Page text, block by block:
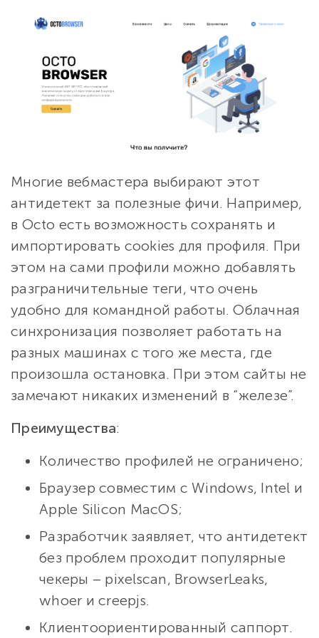
Многие вебмастера выбирают этот
антидетект за полезные фичи. Например,
в Octo есть возможность сохранять и
импортировать cookies для профиля. При
этом на сами профили можно добавлять
разграничительные теги, что очень
удобно для командной работы. Облачная
синхронизация позволяет работать на
разных машинах с того же места, где
произошла остановка. При этом сайты не
замечают никаких изменений в “железе”.
Преимущества:
Количество профилей не ограничено;
Браузер совместим с Windows, Intel и
Apple Silicon MacOS;
Разработчик заявляет, что антидетект
без проблем проходит популярные
чекеры – pixelscan, BrowserLeaks,
whoer и creepjs.
Клиентоориентированный саппорт.